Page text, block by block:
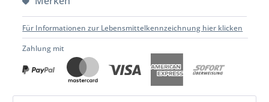
Für Informationen zur Lebensmittelkennzeichnung hier klicken
Zahlung mit